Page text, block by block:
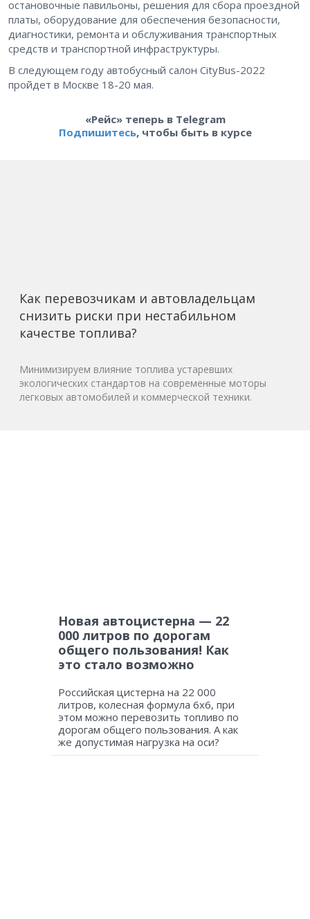
остановочные павильоны, решения для сбора проездной
платы, оборудование для обеспечения безопасности,
диагностики, ремонта и обслуживания транспортных
средств и транспортной инфраструктуры.
В следующем году автобусный салон CityBus-2022
пройдет в Москве 18-20 мая.
«Рейс» теперь в Telegram
Подпишитесь, чтобы быть в курсе
Как перевозчикам и автовладельцам
снизить риски при нестабильном
качестве топлива?
Минимизируем влияние топлива устаревших
экологических стандартов на современные моторы
легковых автомобилей и коммерческой техники.
Новая автоцистерна — 22
000 литров по дорогам
общего пользования! Как
это стало возможно
Российская цистерна на 22 000
литров, колесная формула 6х6, при
этом можно перевозить топливо по
дорогам общего пользования. А как
же допустимая нагрузка на оси?